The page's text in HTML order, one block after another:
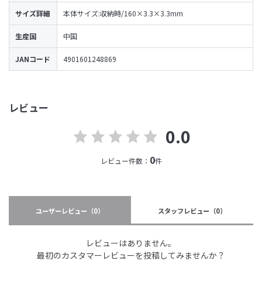
レビュー
0.0
レビュー件数： 0件
ユーザーレビュー （0） スタッフレビュー （0）
レビューはありません。
最初のカスタマーレビューを投稿してみませんか？
サイズ詳細 本体サイズ:収納時/160×3.3×3.3mm
生産国 中国
JANコード 4901601248869